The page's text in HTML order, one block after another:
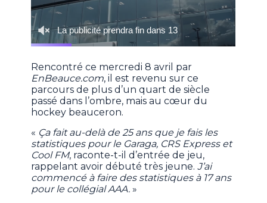
Rencontré ce mercredi 8 avril par
EnBeauce.com, il est revenu sur ce
parcours de plus d’un quart de siècle
passé dans l’ombre, mais au cœur du
hockey beauceron.
« Ça fait au-delà de 25 ans que je fais les
statistiques pour le Garaga, CRS Express et
Cool FM, raconte-t-il d’entrée de jeu,
rappelant avoir débuté très jeune.J’ai
commencé à faire des statistiques à 17 ans
pour le collégial AAA. »